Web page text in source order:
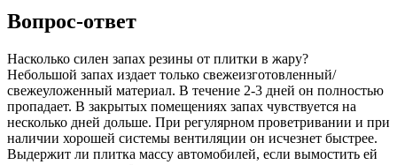
Вопрос-ответ
Насколько силен запах резины от плитки в жару?
Небольшой запах издает только свежеизготовленный/
свежеуложенный материал. В течение 2-3 дней он полностью
пропадает. В закрытых помещениях запах чувствуется на
несколько дней дольше. При регулярном проветривании и при
наличии хорошей системы вентиляции он исчезнет быстрее.
Выдержит ли плитка массу автомобилей, если вымостить ей